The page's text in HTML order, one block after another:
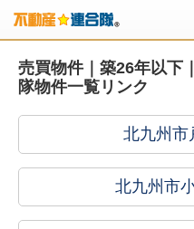
売買物件｜築26年以下
隊物件一覧リンク
北九州市
北九州市